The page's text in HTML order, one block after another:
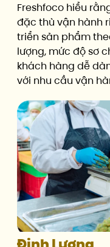
Freshfoco hiểu
đặc thù vận hành
triển sản phẩm
lượng, mức độ sơ
khách hàng dễ
với nhu cầu vận